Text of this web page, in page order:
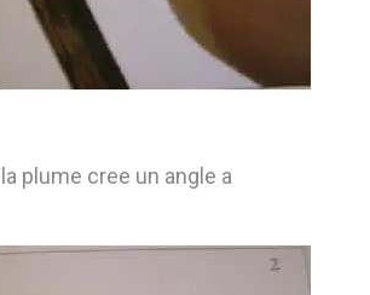
plume cree un angle a